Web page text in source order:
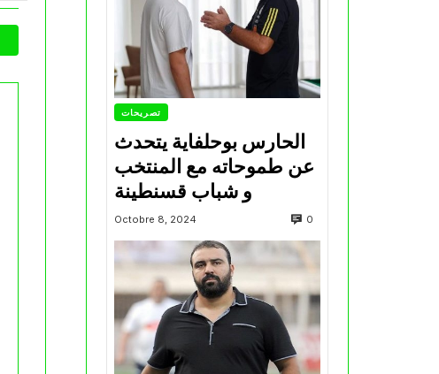
تصريحات
الحارس بوحلفاية يتحدث
عن طموحاته مع المنتخب
و شباب قسنطينة
Octobre 8, 2024 0